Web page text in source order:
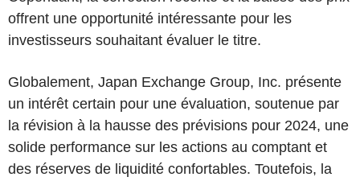
offrent une opportunité intéressante pour les
investisseurs souhaitant évaluer le titre.
Globalement, Japan Exchange Group, Inc. présente
un intérêt certain pour une évaluation, soutenue par
la révision à la hausse des prévisions pour 2024, une
solide performance sur les actions au comptant et
des réserves de liquidité confortables. Toutefois, la